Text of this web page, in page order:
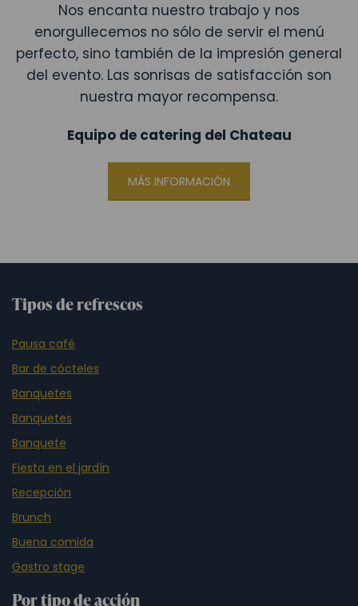
Nos encanta nuestro trabajo y nos
enorgullecemos no sólo de servir el menú
perfecto, sino también de la impresión general
del evento. Las sonrisas de satisfacción son
nuestra mayor recompensa.
Equipo de catering del Chateau
MÁS INFORMACIÓN
Tipos de refrescos
Pausa café
Bar de cócteles
Banquetes
Banquetes
Banquete
Fiesta en el jardín
Recepción
Brunch
Buena comida
Gastro stage
Por tipo de acción